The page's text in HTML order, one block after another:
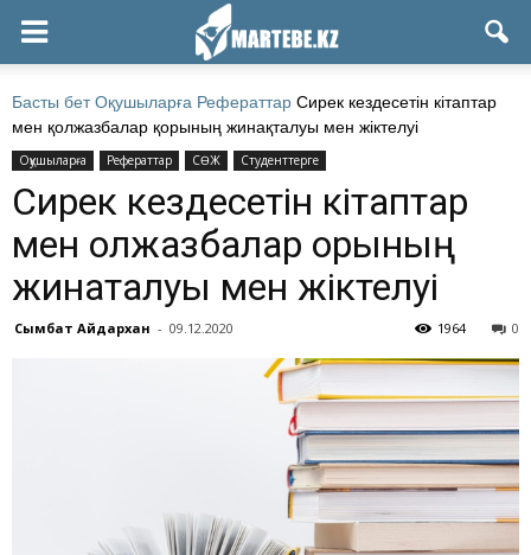
Басты бет Оқушыларға Рефераттар Сирек кездесетін кітаптар
мен қолжазбалар қорының жинақталуы мен жіктелуі
Оқушыларға Рефераттар СӨЖ Студенттерге
Сирек кездесетін кітаптар
мен қолжазбалар қорының
жинақталуы мен жіктелуі
Сымбат Айдархан - 09.12.2020 0
1964